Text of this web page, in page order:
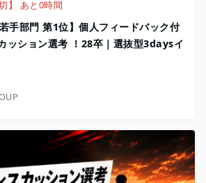
】 あと0時間
手部門 第1位】個人フィードバック付
ッション選考 ！28卒｜選抜型3daysイ